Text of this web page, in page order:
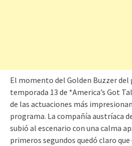
El momento del Golden Buzzer del
temporada 13 de *America’s Got
de las actuaciones más
programa. La compañía austríaca
subió al escenario con una calma
primeros segundos quedó claro